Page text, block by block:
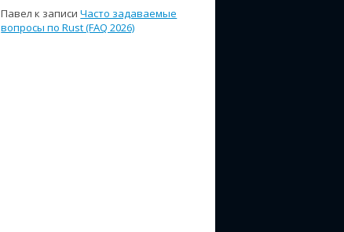
Павел к записиЧасто задаваемые
вопросы по Rust (FAQ 2026)